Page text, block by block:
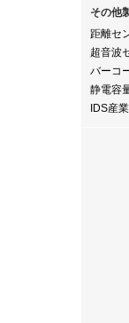
その他
距離セ
超音波
バーコ
静電容
IDS産